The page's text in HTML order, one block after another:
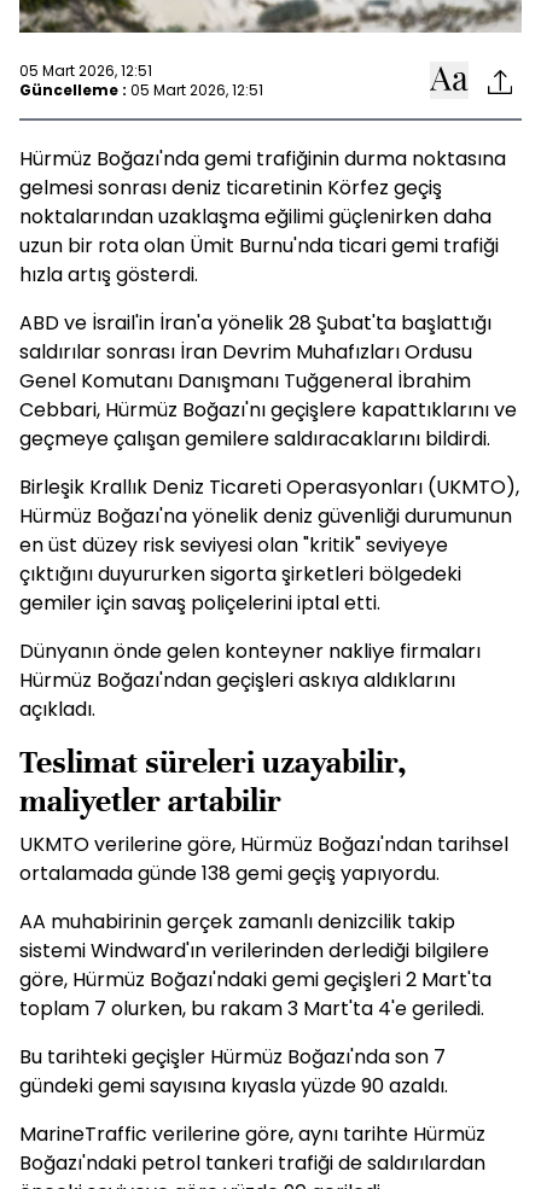
05 Mart 2026, 12:51
Güncelleme : 05 Mart 2026, 12:51
Hürmüz Boğazı'nda gemi trafiğinin durma noktasına
gelmesi sonrası deniz ticaretinin Körfez geçiş
noktalarından uzaklaşma eğilimi güçlenirken daha
uzun bir rota olan Ümit Burnu'nda ticari gemi trafiği
hızla artış gösterdi.
ABD ve İsrail'in İran'a yönelik 28 Şubat'ta başlattığı
saldırılar sonrası İran Devrim Muhafızları Ordusu
Genel Komutanı Danışmanı Tuğgeneral İbrahim
Cebbari, Hürmüz Boğazı'nı geçişlere kapattıklarını ve
geçmeye çalışan gemilere saldıracaklarını bildirdi.
Birleşik Krallık Deniz Ticareti Operasyonları (UKMTO),
Hürmüz Boğazı'na yönelik deniz güvenliği durumunun
en üst düzey risk seviyesi olan "kritik" seviyeye
çıktığını duyururken sigorta şirketleri bölgedeki
gemiler için savaş poliçelerini iptal etti.
Dünyanın önde gelen konteyner nakliye firmaları
Hürmüz Boğazı'ndan geçişleri askıya aldıklarını
açıkladı.
Teslimat süreleri uzayabilir,
maliyetler artabilir
UKMTO verilerine göre, Hürmüz Boğazı'ndan tarihsel
ortalamada günde 138 gemi geçiş yapıyordu.
AA muhabirinin gerçek zamanlı denizcilik takip
sistemi Windward'ın verilerinden derlediği bilgilere
göre, Hürmüz Boğazı'ndaki gemi geçişleri 2 Mart'ta
toplam 7 olurken, bu rakam 3 Mart'ta 4'e geriledi.
Bu tarihteki geçişler Hürmüz Boğazı'nda son 7
gündeki gemi sayısına kıyasla yüzde 90 azaldı.
MarineTraffic verilerine göre, aynı tarihte Hürmüz
Boğazı'ndaki petrol tankeri trafiği de saldırılardan